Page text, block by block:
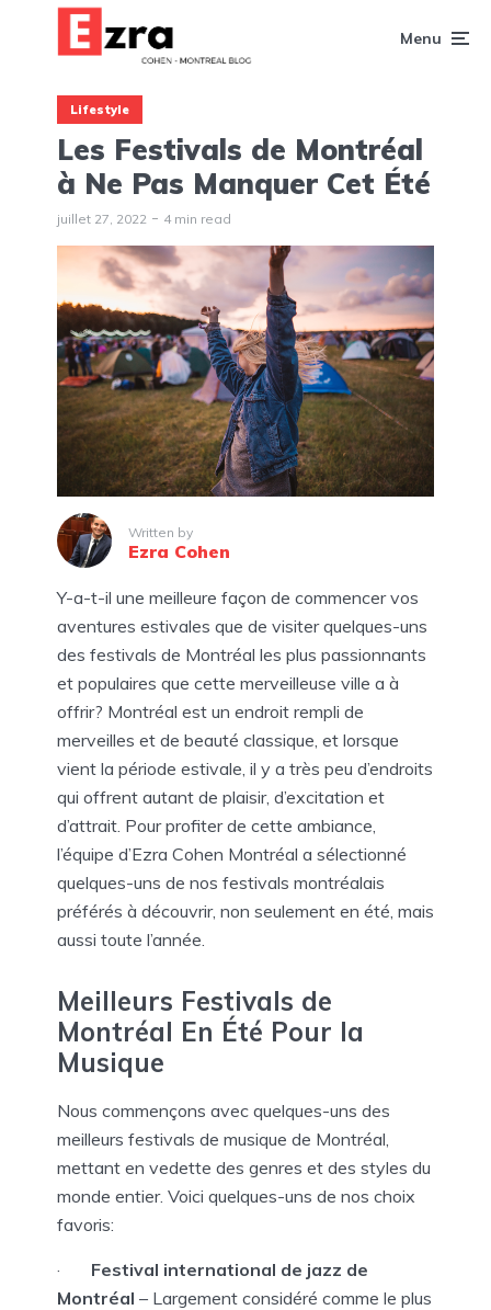
Menu
Lifestyle
Les Festivals de Montréal
à Ne Pas Manquer Cet Été
juillet 27, 2022 4 min read
Written by
Ezra Cohen
Y-a-t-il une meilleure façon de commencer vos
aventures estivales que de visiter quelques-uns
des festivals de Montréal les plus passionnants
et populaires que cette merveilleuse ville a à
offrir? Montréal est un endroit rempli de
merveilles et de beauté classique, et lorsque
vient la période estivale, il y a très peu d’endroits
qui offrent autant de plaisir, d’excitation et
d’attrait. Pour profiter de cette ambiance,
l’équipe d’Ezra Cohen Montréal a sélectionné
quelques-uns de nos festivals montréalais
préférés à découvrir, non seulement en été, mais
aussi toute l’année.
Meilleurs Festivals de
Montréal En Été Pour la
Musique
Nous commençons avec quelques-uns des
meilleurs festivals de musique de Montréal,
mettant en vedette des genres et des styles du
monde entier. Voici quelques-uns de nos choix
favoris:
· Festival international de jazz de
Montréal – Largement considéré comme le plus